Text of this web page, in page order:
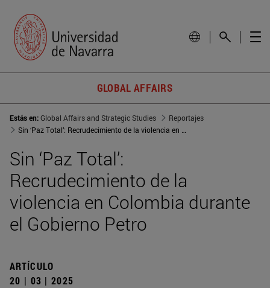
GLOBAL AFFAIRS
Estás en:Global Affairs and Strategic Studies
Reportajes
Sin ‘Paz Total’: Recrudecimiento de la violencia en Colombia durante el Gobierno Petro
Sin ‘Paz Total’:
Recrudecimiento de la
violencia en Colombia durante
el Gobierno Petro
ARTÍCULO
20 | 03 | 2025